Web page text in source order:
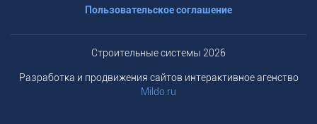
Пользовательское соглашение
Строительные системы 2026
Разработка и продвижения сайтов интерактивное агенство
Mildo.ru